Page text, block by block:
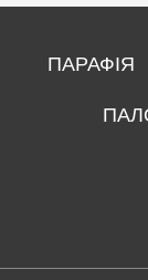
ПАРАФІЯ